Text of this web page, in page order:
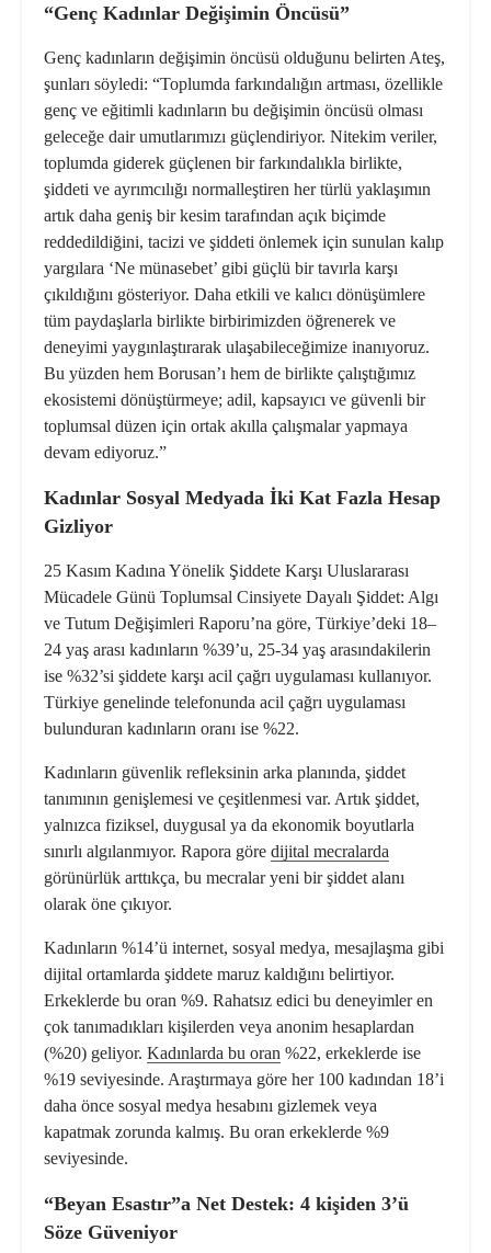
“Genç Kadınlar Değişimin Öncüsü”
Genç kadınların değişimin öncüsü olduğunu belirten Ateş,
şunları söyledi: “Toplumda farkındalığın artması, özellikle
genç ve eğitimli kadınların bu değişimin öncüsü olması
geleceğe dair umutlarımızı güçlendiriyor. Nitekim veriler,
toplumda giderek güçlenen bir farkındalıkla birlikte,
şiddeti ve ayrımcılığı normalleştiren her türlü yaklaşımın
artık daha geniş bir kesim tarafından açık biçimde
reddedildiğini, tacizi ve şiddeti önlemek için sunulan kalıp
yargılara ‘Ne münasebet’ gibi güçlü bir tavırla karşı
çıkıldığını gösteriyor. Daha etkili ve kalıcı dönüşümlere
tüm paydaşlarla birlikte birbirimizden öğrenerek ve
deneyimi yaygınlaştırarak ulaşabileceğimize inanıyoruz.
Bu yüzden hem Borusan’ı hem de birlikte çalıştığımız
ekosistemi dönüştürmeye; adil, kapsayıcı ve güvenli bir
toplumsal düzen için ortak akılla çalışmalar yapmaya
devam ediyoruz.”
Kadınlar Sosyal Medyada İki Kat Fazla Hesap
Gizliyor
25 Kasım Kadına Yönelik Şiddete Karşı Uluslararası
Mücadele Günü Toplumsal Cinsiyete Dayalı Şiddet: Algı
ve Tutum Değişimleri Raporu’na göre, Türkiye’deki 18–
24 yaş arası kadınların %39’u, 25-34 yaş arasındakilerin
ise %32’si şiddete karşı acil çağrı uygulaması kullanıyor.
Türkiye genelinde telefonunda acil çağrı uygulaması
bulunduran kadınların oranı ise %22.
Kadınların güvenlik refleksinin arka planında, şiddet
tanımının genişlemesi ve çeşitlenmesi var. Artık şiddet,
yalnızca fiziksel, duygusal ya da ekonomik boyutlarla
sınırlı algılanmıyor. Rapora göre dijital mecralarda
görünürlük arttıkça, bu mecralar yeni bir şiddet alanı
olarak öne çıkıyor.
Kadınların %14’ü internet, sosyal medya, mesajlaşma gibi
dijital ortamlarda şiddete maruz kaldığını belirtiyor.
Erkeklerde bu oran %9. Rahatsız edici bu deneyimler en
çok tanımadıkları kişilerden veya anonim hesaplardan
(%20) geliyor. Kadınlarda bu oran %22, erkeklerde ise
%19 seviyesinde. Araştırmaya göre her 100 kadından 18’i
daha önce sosyal medya hesabını gizlemek veya
kapatmak zorunda kalmış. Bu oran erkeklerde %9
seviyesinde.
“Beyan Esastır”a Net Destek: 4 kişiden 3’ü
Söze Güveniyor